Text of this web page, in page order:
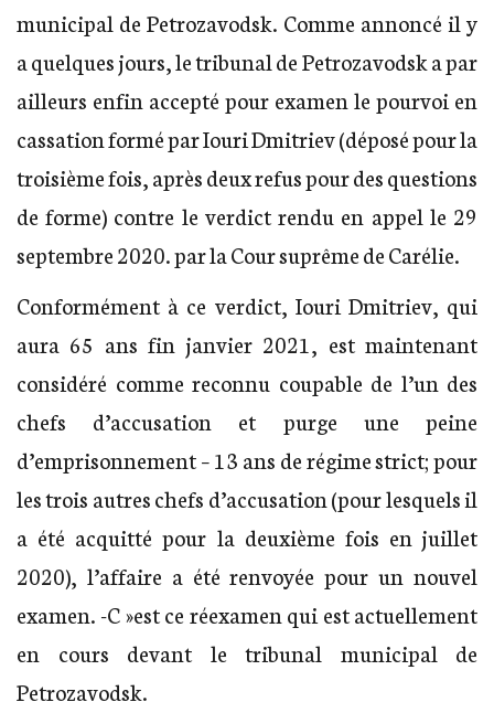
municipal de Petrozavodsk. Comme annoncé il y
a quelques jours, le tribunal de Petrozavodsk a par
ailleurs enfin accepté pour examen le pourvoi en
cassation formé par Iouri Dmitriev (déposé pour la
troisième fois, après deux refus pour des questions
de forme) contre le verdict rendu en appel le 29
septembre 2020. par la Cour suprême de Carélie.
Conformément à ce verdict, Iouri Dmitriev, qui
aura 65 ans fin janvier 2021, est maintenant
considéré comme reconnu coupable de l’un des
chefs d’accusation et purge une peine
d’emprisonnement – 13 ans de régime strict; pour
les trois autres chefs d’accusation (pour lesquels il
a été acquitté pour la deuxième fois en juillet
2020), l’affaire a été renvoyée pour un nouvel
examen. -C »est ce réexamen qui est actuellement
en cours devant le tribunal municipal de
Petrozavodsk.